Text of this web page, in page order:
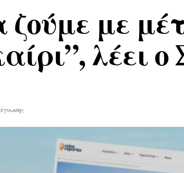
με
λέει